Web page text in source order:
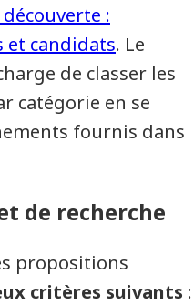
:
et candidats. Le
de classer les
catégorie en se
fournis dans
de recherche
propositions
critères suivants :